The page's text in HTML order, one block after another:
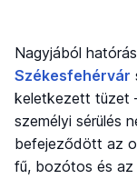
Nagyjából
Székesfehérvár
keletkezett tüzet
személyi sérülés
befejeződött az
fű, bozótos és az